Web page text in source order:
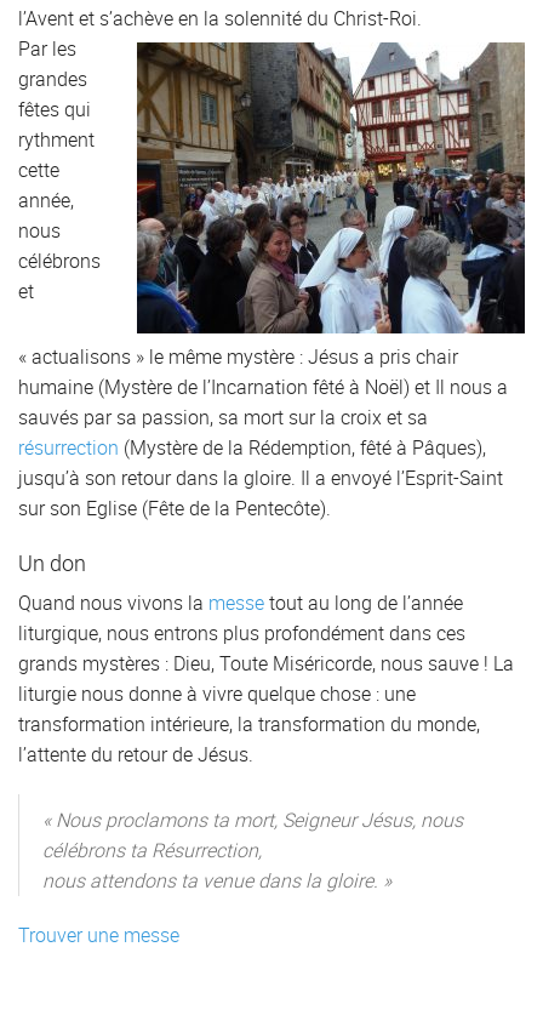
l’Avent et s’achève en la solennité du Christ-Roi.
Par les
grandes
fêtes qui
rythment
cette
année,
nous
célébrons
et
« actualisons » le même mystère : Jésus a pris chair
humaine (Mystère de l’Incarnation fêté à Noël) et Il nous a
sauvés par sa passion, sa mort sur la croix et sa
résurrection (Mystère de la Rédemption, fêté à Pâques),
jusqu’à son retour dans la gloire. Il a envoyé l’Esprit-Saint
sur son Eglise (Fête de la Pentecôte).
Un don
Quand nous vivons la messetout au long de l’année
liturgique, nous entrons plus profondément dans ces
grands mystères : Dieu, Toute Miséricorde, nous sauve ! La
liturgie nous donne à vivre quelque chose : une
transformation intérieure, la transformation du monde,
l’attente du retour de Jésus.
« Nous proclamons ta mort, Seigneur Jésus, nous
célébrons ta Résurrection,
nous attendons ta venue dans la gloire. »
Trouver une messe